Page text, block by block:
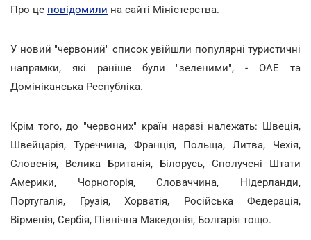
Про це повідомили на сайті Міністерства.
У новий "червоний" список увійшли популярні туристичні
напрямки, які раніше були "зеленими", - ОАЕ та
Домініканська Республіка.
Крім того, до "червоних" країн наразі належать: Швеція,
Швейцарія, Туреччина, Франція, Польща, Литва, Чехія,
Словенія, Велика Британія, Білорусь, Сполучені Штати
Америки, Чорногорія, Словаччина, Нідерланди,
Португалія, Грузія, Хорватія, Російська Федерація,
Вірменія, Сербія, Північна Македонія, Болгарія тощо.